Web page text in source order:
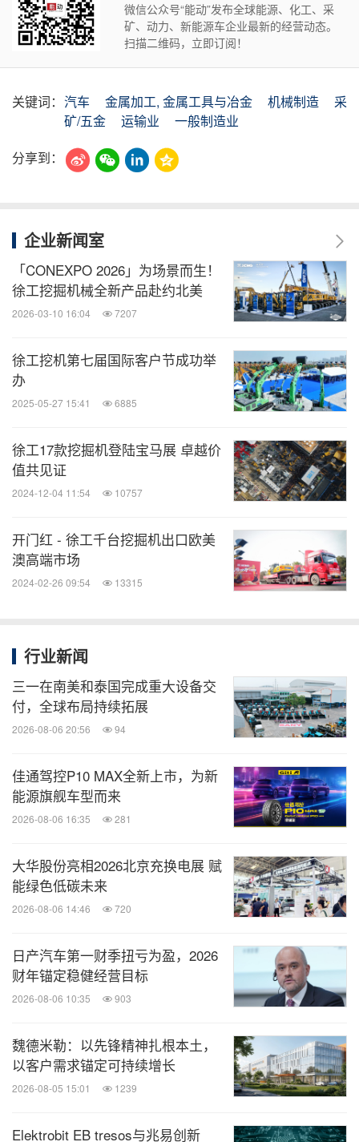
微信公众号“能动”发布全球能源、化工、采
矿、动力、新能源车企业最新的经营动态。
扫描二维码，立即订阅！
关键词： 汽车 金属加工, 金属工具与冶金 机械制造
采
矿/五金
运输业
一般制造业
分享到：
企业新闻室
「CONEXPO 2026」为场景而生！
徐工挖掘机械全新产品赴约北美
2026-03-10 16:04 7207
徐工挖机第七届国际客户节成功举
办
2025-05-27 15:41 6885
徐工17款挖掘机登陆宝马展 卓越价
值共见证
2024-12-04 11:54 10757
开门红 - 徐工千台挖掘机出口欧美
澳高端市场
2024-02-26 09:54 13315
行业新闻
三一在南美和泰国完成重大设备交
付，全球布局持续拓展
2026-08-06 20:56 94
佳通驾控P10 MAX全新上市，为新
能源旗舰车型而来
2026-08-06 16:35 281
大华股份亮相2026北京充换电展 赋
能绿色低碳未来
2026-08-06 14:46 720
日产汽车第一财季扭亏为盈，2026
财年锚定稳健经营目标
2026-08-06 10:35 903
魏德米勒：以先锋精神扎根本土，
以客户需求锚定可持续增长
2026-08-05 15:01 1239
Elektrobit EB tresos与兆易创新